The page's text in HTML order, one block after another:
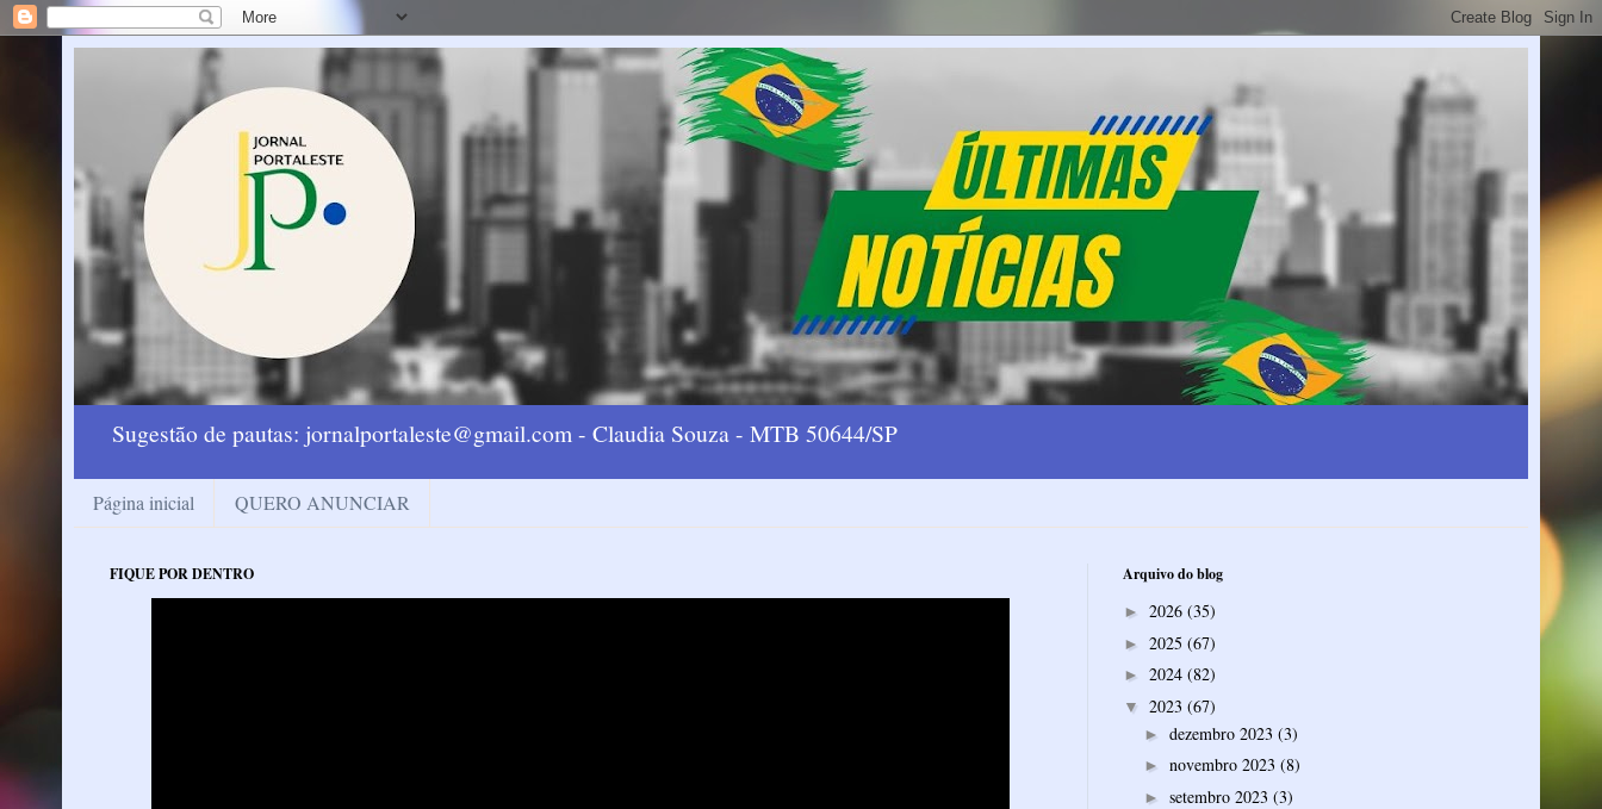
Sugestão de pautas: jornalportaleste@gmail.com - Claudia Souza - MTB 50644/SP
Página inicial QUERO ANUNCIAR
FIQUE POR DENTRO Arquivo do blog
► 2026 (35)
► 2025 (67)
► 2024 (82)
▼ 2023 (67)
► dezembro 2023 (3)
► novembro 2023 (8)
► setembro 2023 (3)